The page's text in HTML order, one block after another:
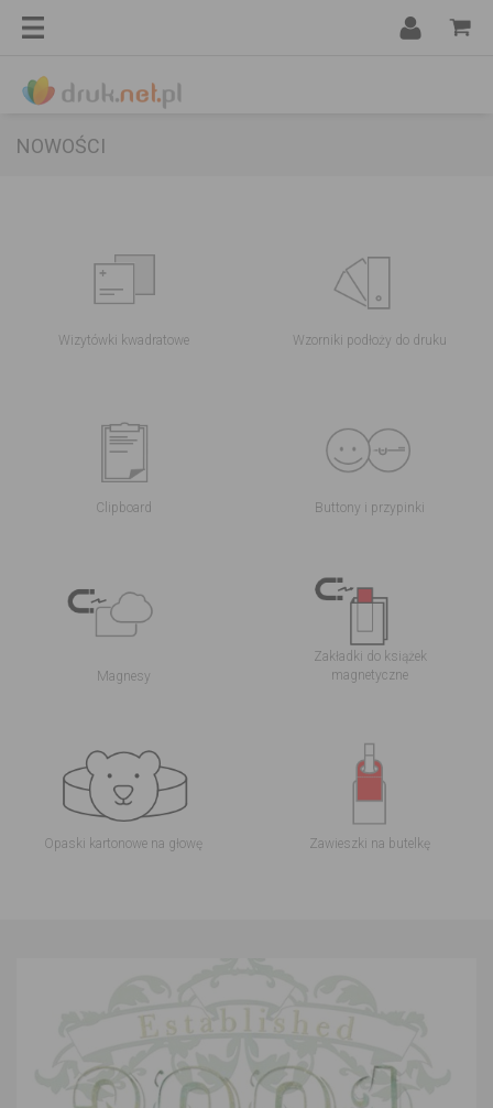
NOWOŚCI
Wizytówki kwadratowe Wzorniki podłoży do druku
Clipboard Buttony i przypinki
Magnesy
Zakładki do książek
magnetyczne
Opaski kartonowe na głowę Zawieszki na butelkę